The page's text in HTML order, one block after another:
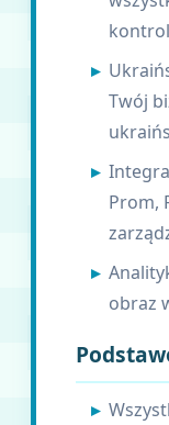
Twój
Prom,
obraz